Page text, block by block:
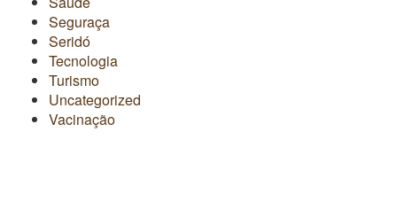
Seguraça
Seridó
Tecnologia
Turismo
Uncategorized
Vacinação